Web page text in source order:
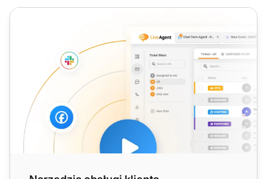
Narzędzia obsługi klienta